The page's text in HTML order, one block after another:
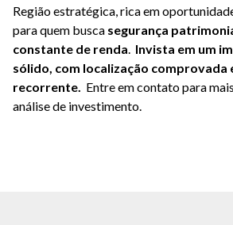
Região estratégica, rica em
para quem busca segurança
constante de renda. Invista em um
sólido, com localização comprovada
recorrente. Entre em contato para
análise de investimento.